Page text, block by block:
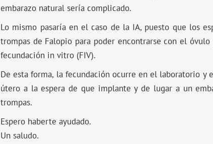
embarazo natural sería complicado.
Lo mismo pasaría en el caso de la IA, puesto que los
trompas de Falopio para poder encontrarse con el
fecundación in vitro (FIV).
De esta forma, la fecundación ocurre en el laboratorio
útero a la espera de que implante y de lugar a un
trompas.
Espero haberte ayudado.
Un saludo.